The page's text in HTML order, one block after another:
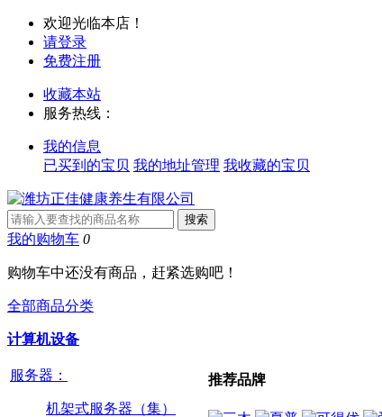
欢迎光临本店！
请登录
免费注册
收藏本站
服务热线：
我的信息
已买到的宝贝 我的地址管理 我收藏的宝贝
我的购物车 0
购物车中还没有商品，赶紧选购吧！
全部商品分类
计算机设备
服务器：
机架式服务器（集）
推荐品牌